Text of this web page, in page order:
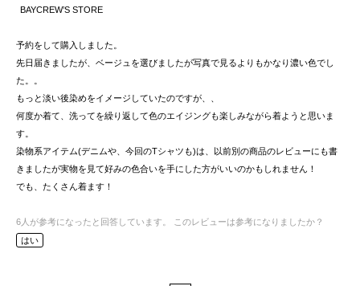
BAYCREW’S STORE
予約をして購入しました。
先日届きましたが、ベージュを選びましたが写真で見るよりもかなり濃い色でし
た。。
もっと淡い後染めをイメージしていたのですが、、
何度か着て、洗ってを繰り返して色のエイジングも楽しみながら着ようと思いま
す。
染物系アイテム(デニムや、今回のTシャツも)は、以前別の商品のレビューにも書
きましたが実物を見て好みの色合いを手にした方がいいのかもしれません！
でも、たくさん着ます！
6 人が参考になったと回答しています。
このレビューは参考になりましたか？
はい